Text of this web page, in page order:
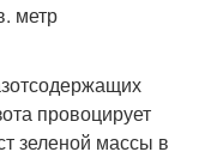
метр
провоцирует
зеленой массы в